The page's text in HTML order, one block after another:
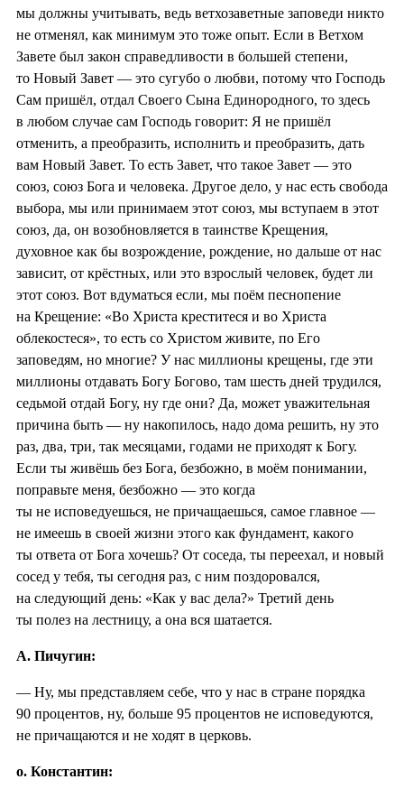
мы должны учитывать, ведь ветхозаветные заповеди никто
не отменял, как минимум это тоже опыт. Если в Ветхом
Завете был закон справедливости в большей степени,
то Новый Завет — это сугубо о любви, потому что Господь
Сам пришёл, отдал Своего Сына Единородного, то здесь
в любом случае сам Господь говорит: Я не пришёл
отменить, а преобразить, исполнить и преобразить, дать
вам Новый Завет. То есть Завет, что такое Завет — это
союз, союз Бога и человека. Другое дело, у нас есть свобода
выбора, мы или принимаем этот союз, мы вступаем в этот
союз, да, он возобновляется в таинстве Крещения,
духовное как бы возрождение, рождение, но дальше от нас
зависит, от крёстных, или это взрослый человек, будет ли
этот союз. Вот вдуматься если, мы поём песнопение
на Крещение: «Во Христа креститеся и во Христа
облекостеся», то есть со Христом живите, по Его
заповедям, но многие? У нас миллионы крещены, где эти
миллионы отдавать Богу Богово, там шесть дней трудился,
седьмой отдай Богу, ну где они? Да, может уважительная
причина быть — ну накопилось, надо дома решить, ну это
раз, два, три, так месяцами, годами не приходят к Богу.
Если ты живёшь без Бога, безбожно, в моём понимании,
поправьте меня, безбожно — это когда
ты не исповедуешься, не причащаешься, самое главное —
не имеешь в своей жизни этого как фундамент, какого
ты ответа от Бога хочешь? От соседа, ты переехал, и новый
сосед у тебя, ты сегодня раз, с ним поздоровался,
на следующий день: «Как у вас дела?» Третий день
ты полез на лестницу, а она вся шатается.
А. Пичугин:
— Ну, мы представляем себе, что у нас в стране порядка
90 процентов, ну, больше 95 процентов не исповедуются,
не причащаются и не ходят в церковь.
о. Константин: